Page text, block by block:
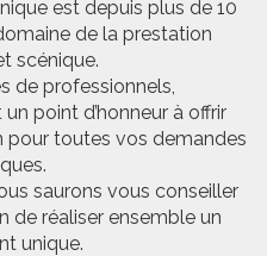
est depuis plus de 10
de la prestation
scénique.
de professionnels,
point d’honneur à offrir
pour toutes vos demandes
saurons vous conseiller
de réaliser ensemble un
unique.